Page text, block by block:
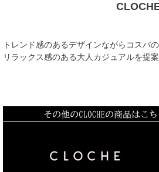
トレンド感のあるデザインながらコスパ
リラックス感のある大人カジュアルを提案